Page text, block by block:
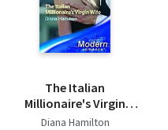
The Italian
Millionaire's Virgin
Wife
Diana Hamilton